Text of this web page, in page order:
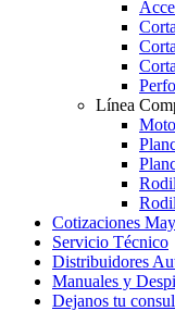
Línea
Cotizaciones
Servicio Técnico
Distribuidores
Manuales y
Dejanos tu